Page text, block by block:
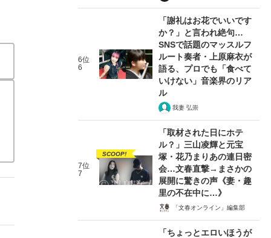
6位
6
「謝礼はお花でいいです
か？」と言われ絶句…
SNSで話題のマッスルフ
ルート奏者・上原麻衣が
語る、プロでも「食べて
いけない」音楽界のリア
ル
我妻 弘崇
7位
7
SCOOP!
「取材された日にホテ
ル？」三山凌輝と元宝
塚・花乃まりあの連日密
会…文春直撃→まさかの
展開に驚きの声《妻・趣
里の不在中に…》
「文春オンライン」編集部
「ちょっとエロいほうが